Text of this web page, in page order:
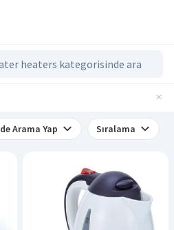
Arama Yap Sıralama